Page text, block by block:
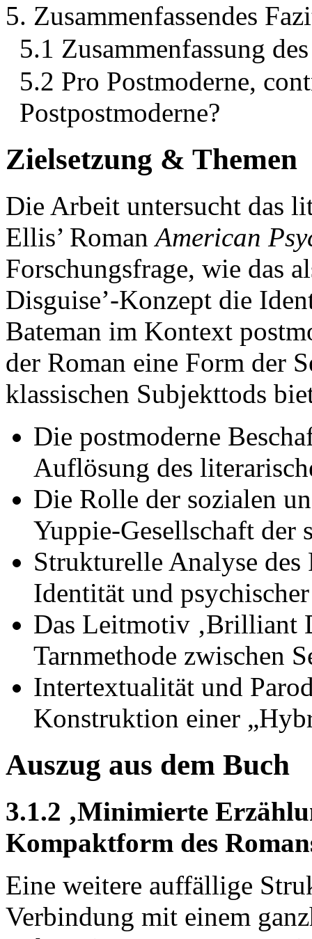
5. Zusammenfassendes
5.1 Zusammenfassung
5.2 Pro Postmoderne,
Postpostmoderne?
Zielsetzung & Themen
Die Arbeit untersucht das
Ellis’ RomanAmerican
Forschungsfrage, wie das
Disguise’-Konzept die
Bateman im Kontext
der Roman eine Form der
klassischen Subjekttods
Die postmoderne
Auflösung des
Die Rolle der sozialen
Yuppie-Gesellschaft der
Strukturelle Analyse
Identität und
Das Leitmotiv ‚Brilliant
Tarnmethode zwischen
Intertextualität und
Konstruktion einer
Auszug aus dem Buch
3.1.2 ‚Minimierte
Kompaktform des
Eine weitere auffällige
Verbindung mit einem